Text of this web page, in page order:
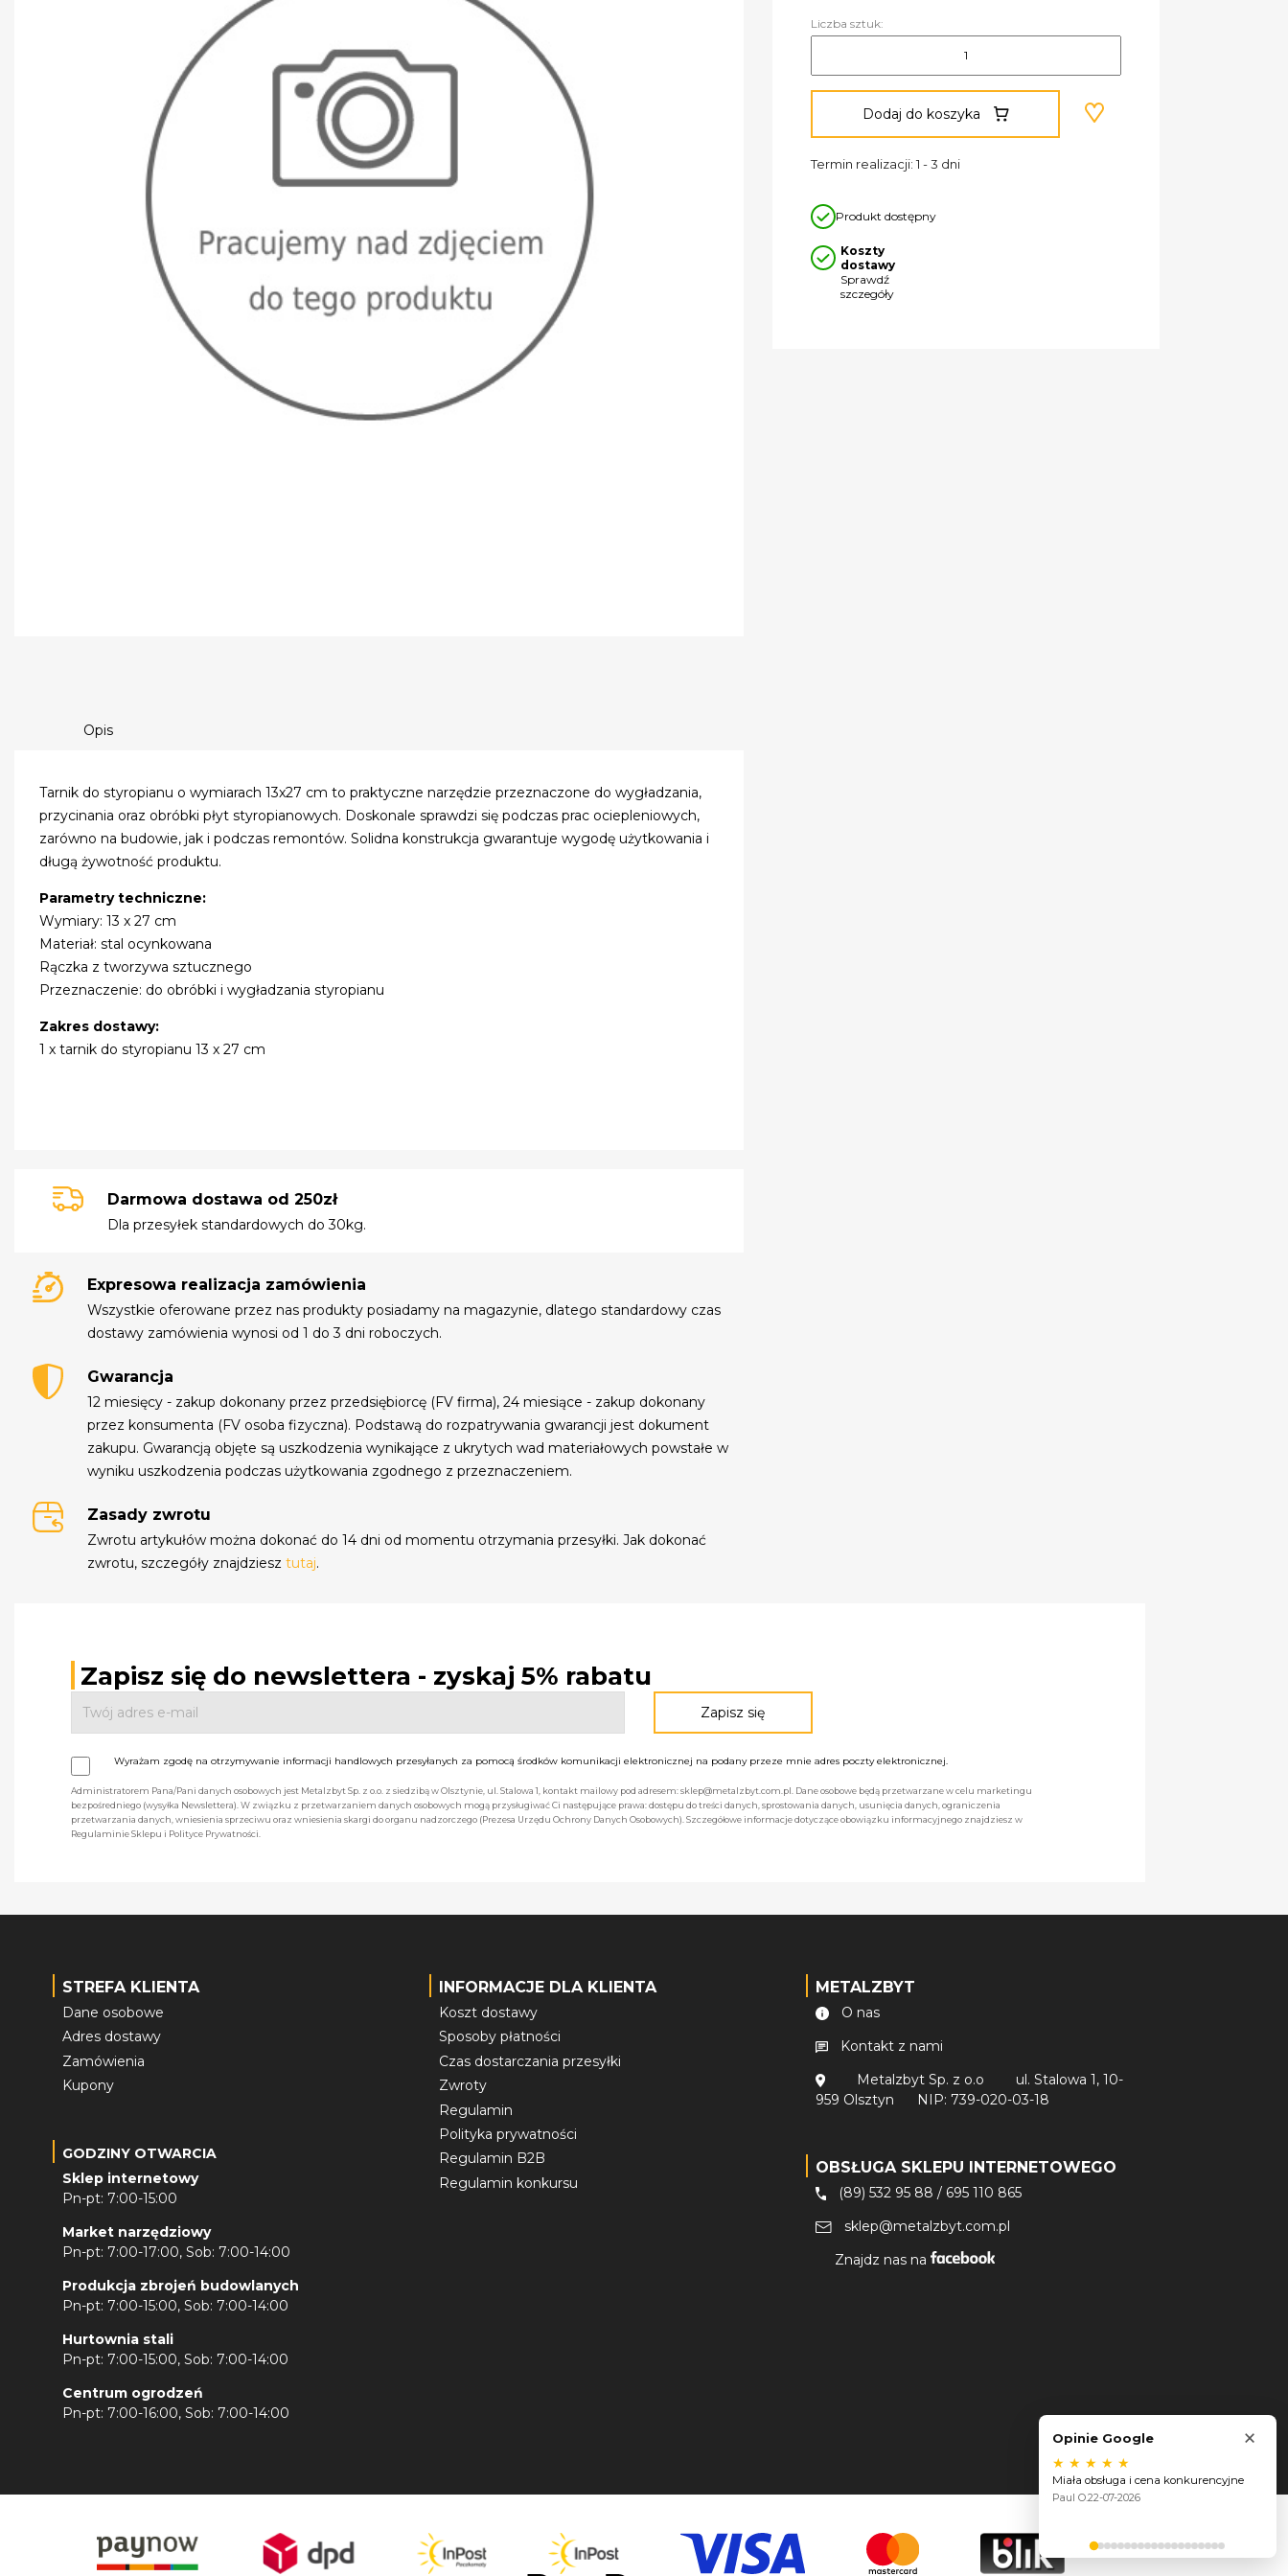
Opis
Tarnik do styropianu o wymiarach 13x27 cm to praktyczne narzędzie przeznaczone do wygładzania,
przycinania oraz obróbki płyt styropianowych. Doskonale sprawdzi się podczas prac ociepleniowych,
zarówno na budowie, jak i podczas remontów. Solidna konstrukcja gwarantuje wygodę użytkowania i
długą żywotność produktu.
Parametry techniczne:
Wymiary: 13 x 27 cm
Materiał: stal ocynkowana
Rączka z tworzywa sztucznego
Przeznaczenie: do obróbki i wygładzania styropianu
Zakres dostawy:
1 x tarnik do styropianu 13 x 27 cm
Darmowa dostawa od 250zł
Dla przesyłek standardowych do 30kg.
Expresowa realizacja zamówienia
Wszystkie oferowane przez nas produkty posiadamy na magazynie, dlatego standardowy czas
dostawy zamówienia wynosi od 1 do 3 dni roboczych.
Gwarancja
12 miesięcy - zakup dokonany przez przedsiębiorcę (FV firma), 24 miesiące - zakup dokonany
przez konsumenta (FV osoba fizyczna). Podstawą do rozpatrywania gwarancji jest dokument
zakupu. Gwarancją objęte są uszkodzenia wynikające z ukrytych wad materiałowych powstałe w
wyniku uszkodzenia podczas użytkowania zgodnego z przeznaczeniem.
Zasady zwrotu
Zwrotu artykułów można dokonać do 14 dni od momentu otrzymania przesyłki. Jak dokonać
zwrotu, szczegóły znajdziesztutaj.
Liczba sztuk:
Dodaj do koszyka
Termin realizacji: 1 - 3 dni
Produkt dostępny
Koszty
dostawy
Sprawdź
szczegóły
Zapisz się do newslettera - zyskaj 5% rabatu
Wyrażam zgodę na otrzymywanie informacji handlowych przesyłanych za pomocą środków komunikacji elektronicznej na podany przeze mnie adres poczty elektronicznej.
Administratorem Pana/Pani danych osobowych jest Metalzbyt Sp. z o.o. z siedzibą w Olsztynie, ul. Stalowa 1, kontakt mailowy pod adresem: sklep@metalzbyt.com.pl. Dane osobowe będą przetwarzane w celu marketingu
bezpośredniego (wysyłka Newslettera). W związku z przetwarzaniem danych osobowych mogą przysługiwać Ci następujące prawa: dostępu do treści danych, sprostowania danych, usunięcia danych, ograniczenia
przetwarzania danych, wniesienia sprzeciwu oraz wniesienia skargi do organu nadzorczego (Prezesa Urzędu Ochrony Danych Osobowych). Szczegółowe informacje dotyczące obowiązku informacyjnego znajdziesz w
Regulaminie Sklepu i Polityce Prywatności.
STREFA KLIENTA
Dane osobowe
Adres dostawy
Zamówienia
Kupony
GODZINY OTWARCIA
Sklep internetowy
Pn-pt: 7:00-15:00
Market narzędziowy
Pn-pt: 7:00-17:00, Sob: 7:00-14:00
Produkcja zbrojeń budowlanych
Pn-pt: 7:00-15:00, Sob: 7:00-14:00
Hurtownia stali
Pn-pt: 7:00-15:00, Sob: 7:00-14:00
Centrum ogrodzeń
Pn-pt: 7:00-16:00, Sob: 7:00-14:00
INFORMACJE DLA KLIENTA
Koszt dostawy
Sposoby płatności
Czas dostarczania przesyłki
Zwroty
Regulamin
Polityka prywatności
Regulamin B2B
Regulamin konkursu
METALZBYT
O nas
Kontakt z nami
Metalzbyt Sp. z o.o
ul. Stalowa 1, 10-
959 Olsztyn
NIP: 739-020-03-18
OBSŁUGA SKLEPU INTERNETOWEGO
(89) 532 95 88 / 695 110 865
sklep@metalzbyt.com.pl
Znajdz nas na
Opinie Google ×
★ ★ ★ ★ ★
Miała obsługa i cena konkurencyjne
Paul O.22-07-2026